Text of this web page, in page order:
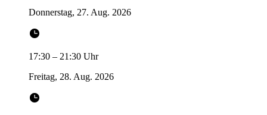
Donnerstag, 27. Aug. 2026
17:30 – 21:30 Uhr
Freitag, 28. Aug. 2026